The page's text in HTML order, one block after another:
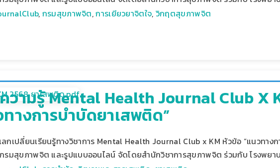
, กรมสุขภาพจิต,การเยียวยาจิตใจ, วิกฤตสุขภาพจิต
วามรู้ Mental Health Journal Club X
ทางการบำบัดยาเสพติด”
กเปลี่ยนเรียนรู้ทางวิชาการ Mental Health Journal Club x KM หัวข้อ “แนวทาง
มสุขภาพจิต และรูปแบบออนไลน์ จัดโดยสำนักวิชาการสุขภาพจิต ร่วมกับ โรงพย